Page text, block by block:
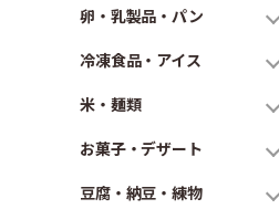
卵・乳製品・パン
冷凍食品・アイス
米・麺類
お菓子・デザート
豆腐・納豆・練物